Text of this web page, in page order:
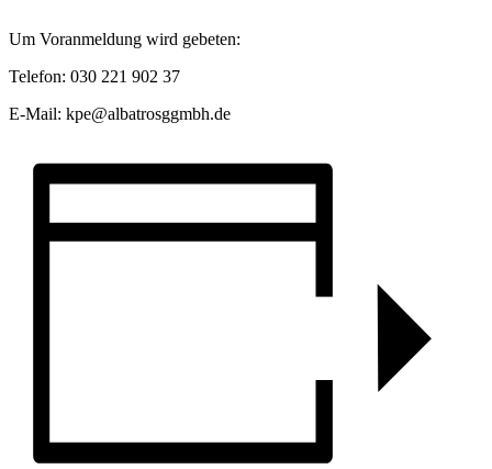
Um Voranmeldung wird gebeten:
Telefon: 030 221 902 37
E-Mail: kpe@albatrosggmbh.de